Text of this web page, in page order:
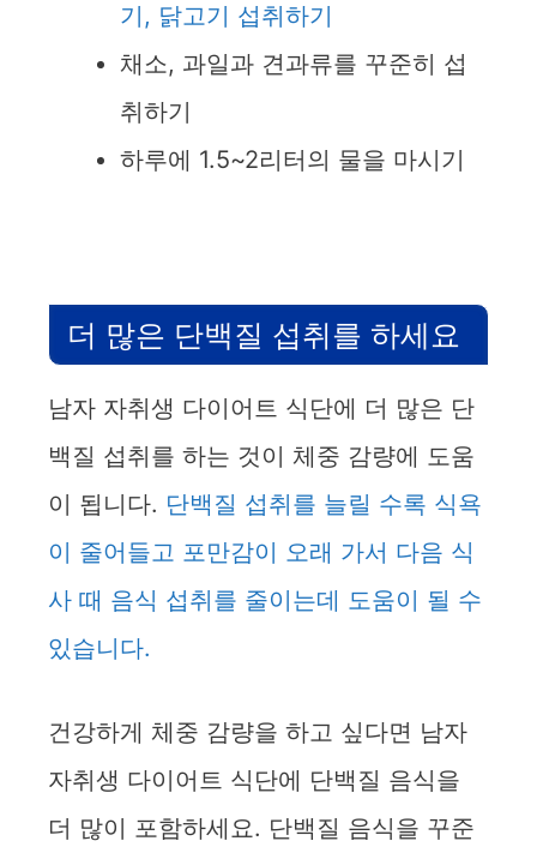
기, 닭고기 섭취하기
채소, 과일과 견과류를 꾸준히 섭
취하기
하루에 1.5~2리터의 물을 마시기
더 많은 단백질 섭취를 하세요
남자 자취생 다이어트 식단에 더 많은 단
백질 섭취를 하는 것이 체중 감량에 도움
이 됩니다. 단백질 섭취를 늘릴 수록 식욕
이 줄어들고 포만감이 오래 가서 다음 식
사 때 음식 섭취를 줄이는데 도움이 될 수
있습니다.
건강하게 체중 감량을 하고 싶다면 남자
자취생 다이어트 식단에 단백질 음식을
더 많이 포함하세요. 단백질 음식을 꾸준